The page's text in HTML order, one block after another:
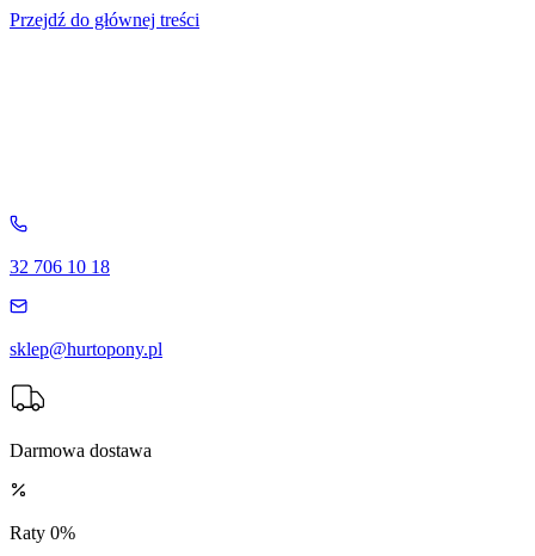
Przejdź do głównej treści
32 706 10 18
sklep@hurtopony.pl
Darmowa dostawa
Raty 0%